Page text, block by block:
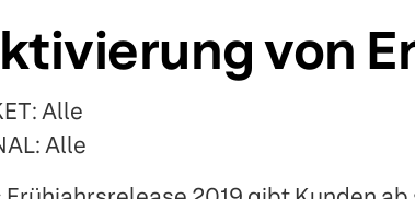
von
Alle
Alle